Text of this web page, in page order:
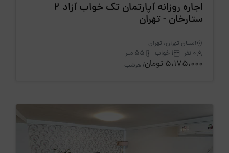
اجاره روزانه آپارتمان تک خواب آزاد 2
ستارخان - تهران
استان تهران، تهران
0 نفر
1 خواب 55 متر
5،175،000 تومان / هرشب